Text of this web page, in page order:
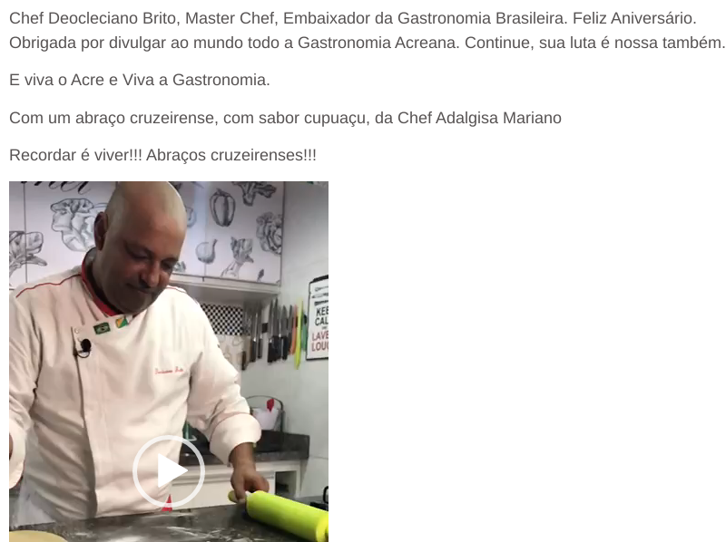
Chef Deocleciano Brito, Master Chef, Embaixador da Gastronomia Brasileira. Feliz Aniversário.
Obrigada por divulgar ao mundo todo a Gastronomia Acreana. Continue, sua luta é nossa também.
E viva o Acre e Viva a Gastronomia.
Com um abraço cruzeirense, com sabor cupuaçu, da Chef Adalgisa Mariano
Recordar é viver!!! Abraços cruzeirenses!!!
Tocador
de
vídeo